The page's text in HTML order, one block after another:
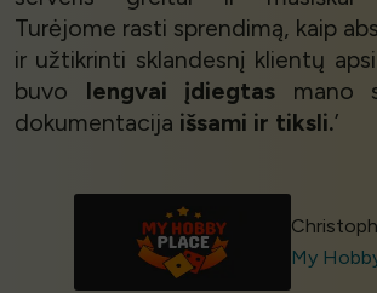
Turėjome rasti sprendimą, kaip
ir užtikrinti sklandesnį klientų
buvo lengvai įdiegtas mano
dokumentacija išsami ir tiksli.’
My